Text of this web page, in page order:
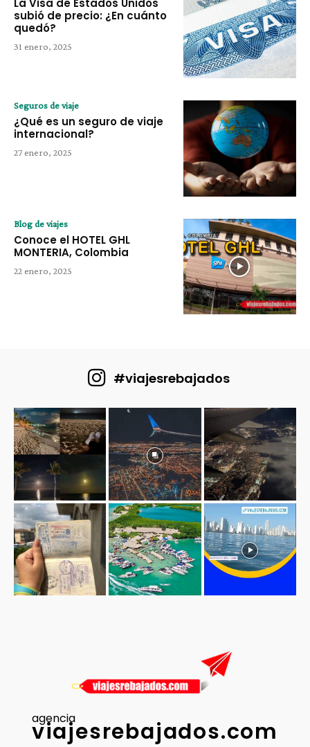
La Visa de Estados Unidos
subió de precio: ¿En cuánto
quedó?
31 enero, 2025
Seguros de viaje
¿Qué es un seguro de viaje
internacional?
27 enero, 2025
Blog de viajes
Conoce el HOTEL GHL
MONTERIA, Colombia
22 enero, 2025
#viajesrebajados
agencia
viajesrebajados.com